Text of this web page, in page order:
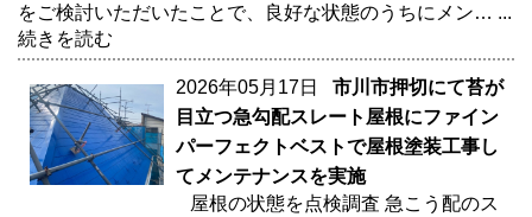
をご検討いただいたことで、良好な状態のうちにメン… ...
続きを読む
2026年05月17日 市川市押切にて苔が
目立つ急勾配スレート屋根にファイン
パーフェクトベストで屋根塗装工事し
てメンテナンスを実施
屋根の状態を点検調査 急こう配のス